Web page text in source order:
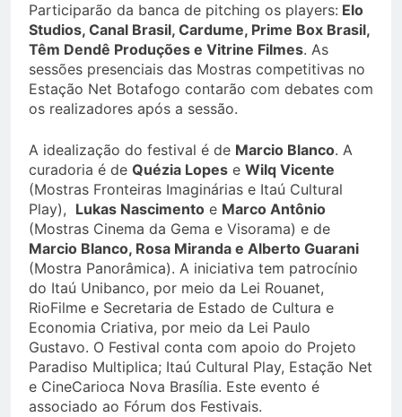
Participarão da banca de pitching os players: Elo
Studios, Canal Brasil, Cardume, Prime Box Brasil,
Têm Dendê Produções e Vitrine Filmes. As
sessões presenciais das Mostras competitivas no
Estação Net Botafogo contarão com debates com
os realizadores após a sessão.
A idealização do festival é de Marcio Blanco. A
curadoria é de Quézia Lopes e Wilq Vicente
(Mostras Fronteiras Imaginárias e Itaú Cultural
Play), Lukas Nascimento e Marco Antônio
(Mostras Cinema da Gema e Visorama) e de
Marcio Blanco, Rosa Miranda e Alberto Guarani
(Mostra Panorâmica). A iniciativa tem patrocínio
do Itaú Unibanco, por meio da Lei Rouanet,
RioFilme e Secretaria de Estado de Cultura e
Economia Criativa, por meio da Lei Paulo
Gustavo. O Festival conta com apoio do Projeto
Paradiso Multiplica; Itaú Cultural Play, Estação Net
e CineCarioca Nova Brasília. Este evento é
associado ao Fórum dos Festivais.